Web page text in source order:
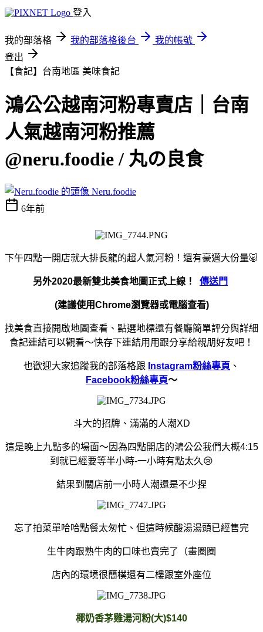
登入
我的部落格 我的部落格後台
我的帳號
登出
【食記】台南地區 美味食記
鴻公公越南河粉專賣店｜台南
人氣越南河粉推薦
@neru.foodie / 丸の良食
Neru.foodie
6年前
下午四點一開店就大排長龍的超人氣河粉！還有豪邁大份量🐷
另外2020最新雙北美食地圖正式上線！ 傳送門
(建議使用Chrome瀏覽器或電腦查看)
找美食直接開啟地圖查看、點選地標還有餐廳簡單評分與詳細
食記連結可以觀看～快存下連結用用跟分享給親朋好友吧！
也歡迎大家追蹤我的部落格跟 Instagram粉絲專頁 、
Facebook粉絲專頁～
斗大的招牌、滿滿的人潮XD
這是晚上九點多的場面～因為四點開店的鴻公公我們大概4:15
到就已經要等半小時-一小時有點太久😢
結果到關店前一小時人潮還是不少捏
忘了拍菜單哈哈點餐太匆忙、但這時候酸湯湯頭已經售完
生牛肉跟熟牛肉的口味也賣完了（畫圈圈
店內的環境很簡樸還有二樓跟室外座位
椰奶香茅雞湯河粉(大)$140